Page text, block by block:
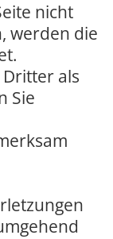
nicht
werden die
als
Sie